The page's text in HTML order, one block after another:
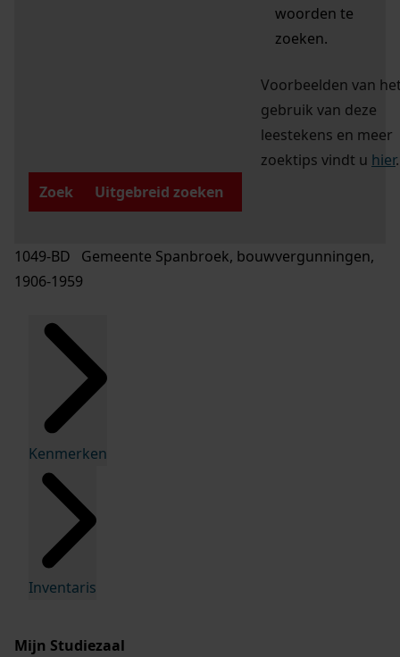
woorden te
zoeken.
Voorbeelden van
gebruik van deze
leestekens en meer
zoektips vindt u hier.
Zoek
Uitgebreid zoeken
1049-BD Gemeente Spanbroek, bouwvergunningen,
1906-1959
Kenmerken
Inventaris
Mijn Studiezaal